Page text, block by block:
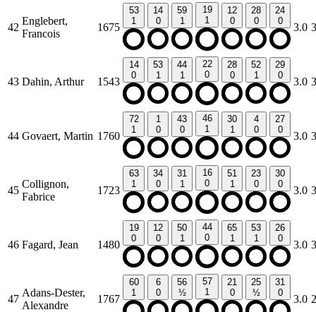
42
Englebert,
Francois
1675
53
1
14
0
59
1
19
1
12
0
28
0
24
0
3.0 3
43 Dahin, Arthur 1543
14
0
53
1
44
1
22
0
28
0
52
1
29
0
3.0 3
44 Govaert, Martin 1760
72
1
1
0
43
0
46
1
30
1
4
0
27
0
3.0 3
45
Collignon,
Fabrice
1723
63
1
34
0
31
1
16
0
51
1
23
0
30
0
3.0 3
46 Fagard, Jean 1480
19
0
12
0
50
1
44
0
65
1
53
1
26
0
3.0 3
47
Adans-Dester,
Alexandre
1767
60
1
6
0
56
½
57
1
21
0
25
½
31
0
3.0 2